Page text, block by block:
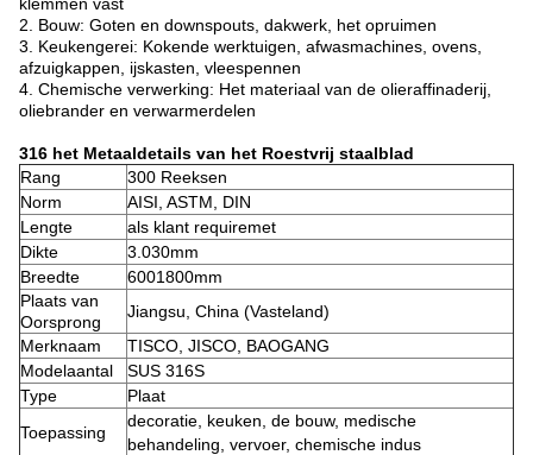
2. Bouw: Goten en downspouts, dakwerk, het opruimen
3. Keukengerei: Kokende werktuigen, afwasmachines, ovens,
afzuigkappen, ijskasten, vleespennen
4. Chemische verwerking: Het materiaal van de olieraffinaderij,
oliebrander en verwarmerdelen
316 het Metaaldetails van het Roestvrij staalblad
Rang
300 Reeksen
Norm
AISI, ASTM, DIN
Lengte
als klant requiremet
Dikte
3.030mm
Breedte
6001800mm
Plaats van
Oorsprong
Jiangsu, China (Vasteland)
Merknaam
TISCO, JISCO, BAOGANG
Modelaantal
SUS 316S
Type
Plaat
Toepassing
decoratie, keuken, de bouw, medische
behandeling, vervoer, chemische indus